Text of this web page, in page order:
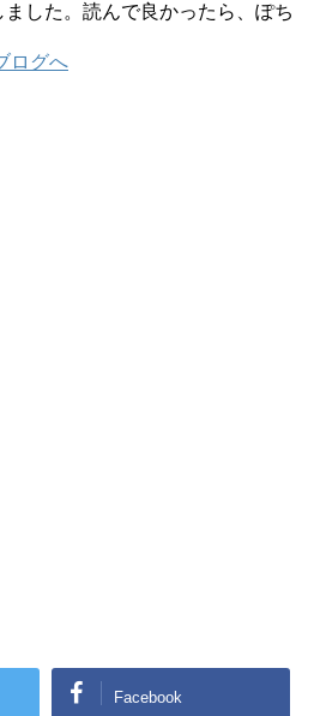
した。読んで良かったら、ぽち
Facebook